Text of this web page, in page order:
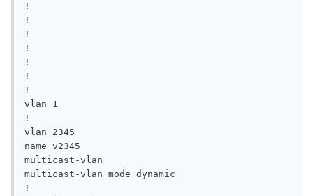
!
!
!
!
!
!
!
vlan 1
!
vlan 2345
name v2345
multicast-vlan
multicast-vlan mode dynamic
!